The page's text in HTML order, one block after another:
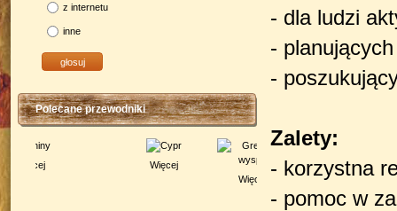
z internetu
inne
Polecane przewodniki
- dla ludzi
-
-
Zalety:
- korzystna
- pomoc w